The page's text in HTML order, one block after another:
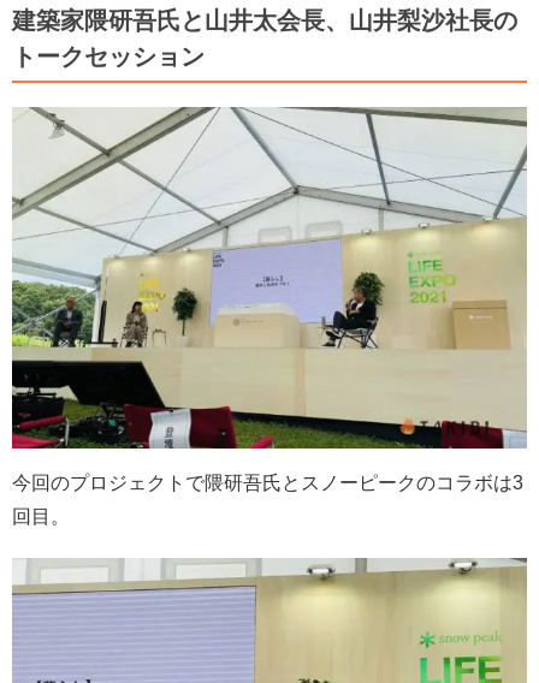
建築家隈研吾氏と山井太会長、山井梨沙社長の
トークセッション
今回のプロジェクトで隈研吾氏とスノーピークのコラボは3
回目。